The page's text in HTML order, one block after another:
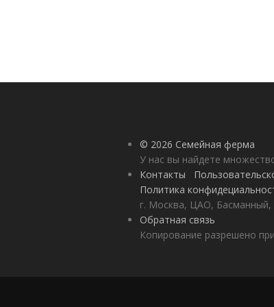
© 2026 Семейная ферма
У нас вы найдете
Контакты
Политика
г. Москва, ЦАО, Басманный,
Обратная связь
Копирование разрешено